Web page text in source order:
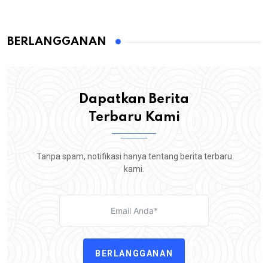
BERLANGGANAN
Dapatkan Berita
Terbaru Kami
Tanpa spam, notifikasi hanya tentang berita terbaru
kami.
BERLANGGANAN